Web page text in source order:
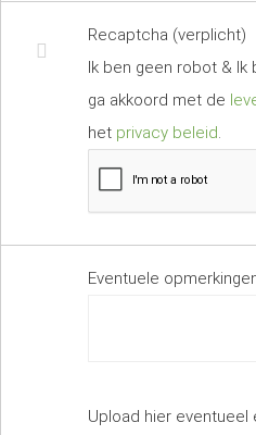
Recaptcha (verplicht)
Ik ben geen robot &
ga akkoord met de
het privacy beleid.
Eventuele
Upload hier eventueel